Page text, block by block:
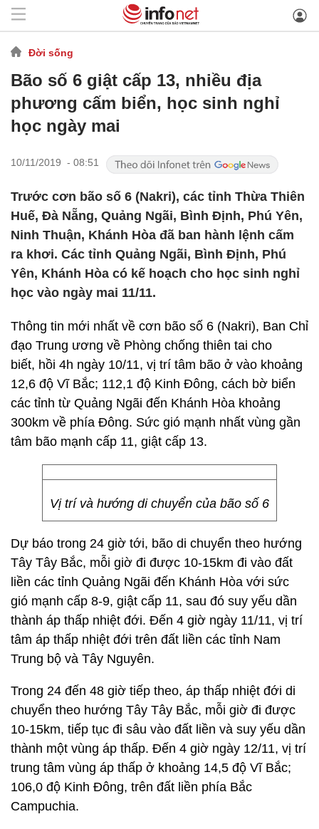
Đời sống
Bão số 6 giật cấp 13, nhiều địa
phương cấm biển, học sinh nghỉ
học ngày mai
10/11/2019 - 08:51
Trước cơn bão số 6 (Nakri), các tỉnh Thừa Thiên
Huế, Đà Nẵng, Quảng Ngãi, Bình Định, Phú Yên,
Ninh Thuận, Khánh Hòa đã ban hành lệnh cấm
ra khơi. Các tỉnh Quảng Ngãi, Bình Định, Phú
Yên, Khánh Hòa có kế hoạch cho học sinh nghỉ
học vào ngày mai 11/11.
Thông tin mới nhất về cơn bão số 6 (Nakri), Ban Chỉ
đạo Trung ương về Phòng chống thiên tai cho
biết, hồi 4h ngày 10/11, vị trí tâm bão ở vào khoảng
12,6 độ Vĩ Bắc; 112,1 độ Kinh Đông, cách bờ biển
các tỉnh từ Quảng Ngãi đến Khánh Hòa khoảng
300km về phía Đông. Sức gió mạnh nhất vùng gần
tâm bão mạnh cấp 11, giật cấp 13.
Vị trí và hướng di chuyển của bão số 6
Dự báo trong 24 giờ tới, bão di chuyển theo hướng
Tây Tây Bắc, mỗi giờ đi được 10-15km đi vào đất
liền các tỉnh Quảng Ngãi đến Khánh Hòa với sức
gió mạnh cấp 8-9, giật cấp 11, sau đó suy yếu dần
thành áp thấp nhiệt đới. Đến 4 giờ ngày 11/11, vị trí
tâm áp thấp nhiệt đới trên đất liền các tỉnh Nam
Trung bộ và Tây Nguyên.
Trong 24 đến 48 giờ tiếp theo, áp thấp nhiệt đới di
chuyển theo hướng Tây Tây Bắc, mỗi giờ đi được
10-15km, tiếp tục đi sâu vào đất liền và suy yếu dần
thành một vùng áp thấp. Đến 4 giờ ngày 12/11, vị trí
trung tâm vùng áp thấp ở khoảng 14,5 độ Vĩ Bắc;
106,0 độ Kinh Đông, trên đất liền phía Bắc
Campuchia.